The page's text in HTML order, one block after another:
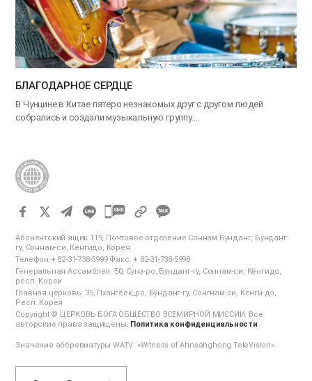
БЛАГОДАРНОЕ СЕРДЦЕ
В Чунцине в Китае пятеро незнакомых друг с другом людей
собрались и создали музыкальную группу.…
카
오
톡
공
유
하
기
Абонентский ящик 119, Почтовое отделение Соннам Бунданг, Бунданг-
гу, Соннам-си, Кёнгидо, Корея
Телефон + 82-31-738-5999 Факс. + 82-31-738-5998
Генеральная Ассамблея: 50, Сунэ-ро, Бунданг-гу, Соннам-си, Кёнгидо,
респ. Кореи
Главная церковь: 35, Пхангёёк_ро, Бунданг-гу, Сонгнам-си, Кёнги-до,
Респ. Корея
Copyright © ЦЕРКОВЬ БОГА ОБЩЕСТВО ВСЕМИРНОЙ МИССИИ. Все
авторские права защищены. Политика конфиденциальности
Значение аббревиатуры WATV: «Witness of Ahnsahghong TeleVision».